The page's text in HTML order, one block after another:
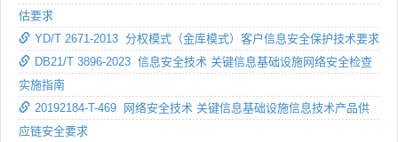
估要求
YD/T 2671-2013 分权模式（金库模式）客户信息安全保护技术要求
DB21/T 3896-2023 信息安全技术 关键信息基础设施网络安全检查
实施指南
20192184-T-469 网络安全技术 关键信息基础设施信息技术产品供
应链安全要求